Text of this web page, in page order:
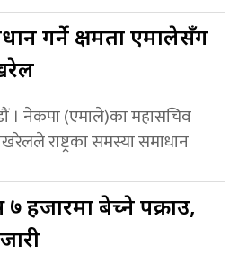
गर्ने क्षमता एमालेसँग
। नेकपा (एमाले)का महासचिव
राष्ट्रका समस्या समाधान
७ हजारमा बेच्ने पक्राउ,